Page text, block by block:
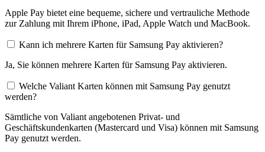
Apple Pay bietet eine bequeme, sichere und vertrauliche Methode
zur Zahlung mit Ihrem iPhone, iPad, Apple Watch und MacBook.
Kann ich mehrere Karten für Samsung Pay aktivieren?
Ja, Sie können mehrere Karten für Samsung Pay aktivieren.
Welche Valiant Karten können mit Samsung Pay genutzt
werden?
Sämtliche von Valiant angebotenen Privat- und
Geschäftskundenkarten (Mastercard und Visa) können mit Samsung
Pay genutzt werden.